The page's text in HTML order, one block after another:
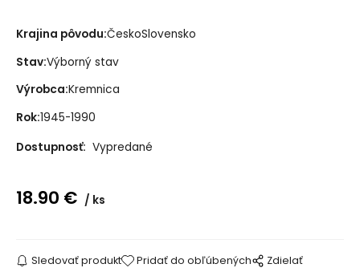
Krajina pôvodu:ČeskoSlovensko
Stav:Výborný stav
Výrobca:Kremnica
Rok:1945-1990
Dostupnosť: Vypredané
18.90 € ks
Sledovať produkt Pridať do obľúbených Zdielať